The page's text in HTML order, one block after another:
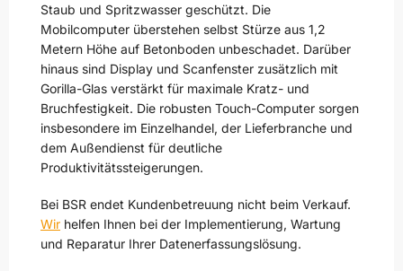
Staub und Spritzwasser geschützt. Die
Mobilcomputer überstehen selbst Stürze aus 1,2
Metern Höhe auf Betonboden unbeschadet. Darüber
hinaus sind Display und Scanfenster zusätzlich mit
Gorilla-Glas verstärkt für maximale Kratz- und
Bruchfestigkeit. Die robusten Touch-Computer sorgen
insbesondere im Einzelhandel, der Lieferbranche und
dem Außendienst für deutliche
Produktivitätssteigerungen.
Bei BSR endet Kundenbetreuung nicht beim Verkauf.
Wir helfen Ihnen bei der Implementierung, Wartung
und Reparatur Ihrer Datenerfassungslösung.